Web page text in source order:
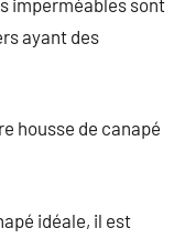
ayant des
housse de canapé
idéale, il est